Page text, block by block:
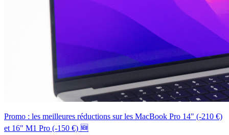
Promo : les meilleures réductions sur les MacBook Pro 14" (-210 €)
et 16" M1 Pro (-150 €) 🆕